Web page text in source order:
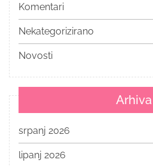
Komentari
Nekategorizirano
Novosti
Arhiva
srpanj 2026
lipanj 2026